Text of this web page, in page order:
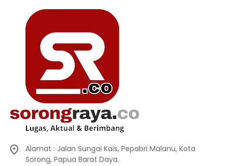
Alamat : Jalan Sungai Kais, Pepabri Malanu, Kota
Sorong, Papua Barat Daya.